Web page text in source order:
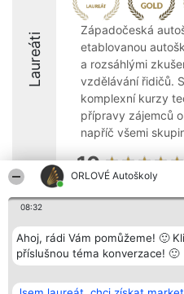
ORLOVÉ Autoškoly
08:32
Ahoj, rádi Vám pomůžeme! 🙂
příslušnou téma konverzace! 🙂
Laureáti
Západočeská
etablovanou
a rozsáhlými
vzdělávání řidičů.
komplexní kurzy
přípravy zájemců
napříč všemi
10
Bright Side Solutions sp. z o.
o. sp. k.
ul. Ruska 22
Wrocław 50-079
KRS 0000749100 | Regon
laureátů
Zásady